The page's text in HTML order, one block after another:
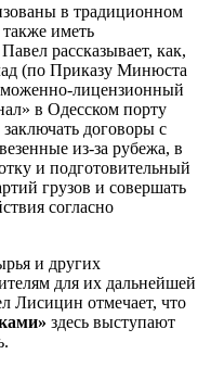
в традиционном
иметь
рассказывает, как,
(по Приказу Минюста
лицензионный
в Одесском порту
договоры с
из-за рубежа, в
и подготовительный
грузов и совершать
согласно
и других
для их дальнейшей
Лисицин отмечает, что
здесь выступают